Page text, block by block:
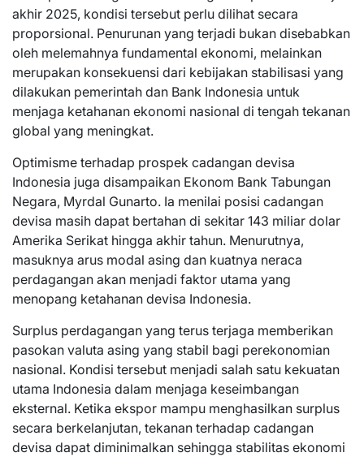
akhir 2025, kondisi tersebut perlu dilihat secara
proporsional. Penurunan yang terjadi bukan disebabkan
oleh melemahnya fundamental ekonomi, melainkan
merupakan konsekuensi dari kebijakan stabilisasi yang
dilakukan pemerintah dan Bank Indonesia untuk
menjaga ketahanan ekonomi nasional di tengah tekanan
global yang meningkat.
Optimisme terhadap prospek cadangan devisa
Indonesia juga disampaikan Ekonom Bank Tabungan
Negara, Myrdal Gunarto. Ia menilai posisi cadangan
devisa masih dapat bertahan di sekitar 143 miliar dolar
Amerika Serikat hingga akhir tahun. Menurutnya,
masuknya arus modal asing dan kuatnya neraca
perdagangan akan menjadi faktor utama yang
menopang ketahanan devisa Indonesia.
Surplus perdagangan yang terus terjaga memberikan
pasokan valuta asing yang stabil bagi perekonomian
nasional. Kondisi tersebut menjadi salah satu kekuatan
utama Indonesia dalam menjaga keseimbangan
eksternal. Ketika ekspor mampu menghasilkan surplus
secara berkelanjutan, tekanan terhadap cadangan
devisa dapat diminimalkan sehingga stabilitas ekonomi